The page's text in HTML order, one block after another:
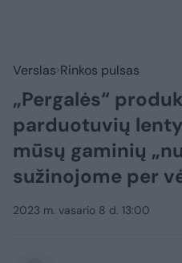
Verslas Rinkos pulsas
„Pergalės“
parduotuvių
mūsų gaminių
sužinojome per
2023 m. vasario 8 d. 13:00